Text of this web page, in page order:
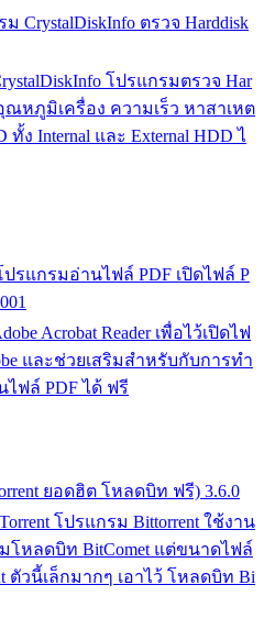
CrystalDiskInfo ตรวจ Harddisk
โปรแกรมตรวจ Har
ณหภูมิเครื่อง ความเร็ว หาสาเหต
ง Internal และ External HDD ไ
โปรแกรมอ่านไฟล์ PDF เปิดไฟล์ P
Acrobat Reader เพื่อไว้เปิดไฟ
และช่วยเสริมสำหรับกับการทำ
ไฟล์ PDF ได้ ฟรี
ยอดฮิต โหลดบิท ฟรี) 3.6.0
โปรแกรม Bittorrent ใช้งาน
โหลดบิท BitComet แต่ขนาดไฟล์
ตัวนี้เล็กมากๆ เอาไว้ โหลดบิท Bi